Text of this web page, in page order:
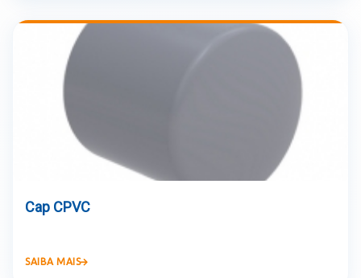
Cap CPVC
SAIBA MAIS